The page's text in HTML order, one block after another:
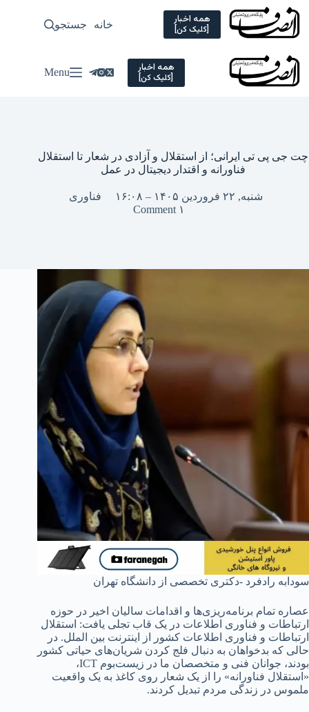
Skip
content
همه اخبار
[کلیک کن] خانه سیاسی
جستجو
همه اخبار
[کلیک کن] Menu
چت جی پی تی ایرانی؛ از استقلال و آزادی در شعار تا استقلال
فناورانه و اقتدار دیجیتال در عمل
شنبه, ۲۲ فروردین ۱۴۰۵ – ۱۶:۰۸
فناوری
۱ Comment
سودابه رادفرد -دکتری تخصصی از دانشگاه تهران
عصاره تمام برنامه‌ریزی‌ها و اقدامات سالیان اخیر در حوزه
ارتباطات و فناوری اطلاعات در یک قاب تجلی یافت: استقلال
ارتباطات و فناوری اطلاعات کشور از اینترنت بین الملل. در
حالی که بدخواهان به دنبال فلج کردن شریان‌های حیاتی کشور
بودند، جوانان فنی و متخصصان ما در زیست‌بوم ICT،
«استقلال فناورانه» را از یک شعار روی کاغذ به یک واقعیت
ملموس در زندگی مردم تبدیل کردند.